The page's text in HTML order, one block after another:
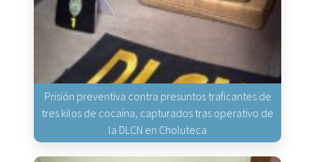
Prisión preventiva contra presuntos traficantes de
tres kilos de cocaína, capturados tras operativo de
la DLCN en Choluteca